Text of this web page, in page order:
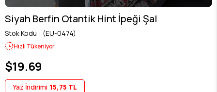
Siyah Berfin Otantik Hint İpeği Şal
Stok Kodu (EU-0474)
Hızlı Tükeniyor
$19.69
Yaz İndirimi 15,75 TL